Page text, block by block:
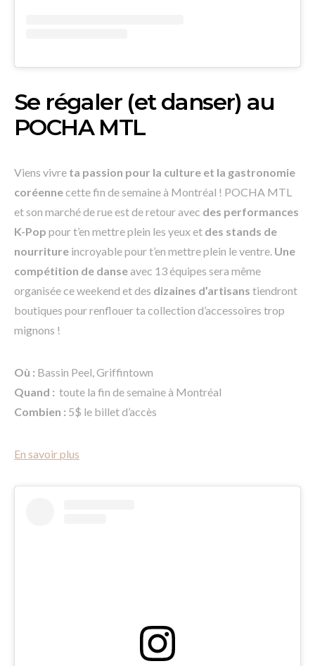
Se régaler (et danser) au
POCHA MTL
Viens vivre ta passion pour la culture et la gastronomie
coréennecette fin de semaine à Montréal ! POCHA MTL
et son marché de rue est de retour avec des performances
K-Pop pour t’en mettre plein les yeux et des stands de
nourriture incroyable pour t’en mettre plein le ventre. Une
compétition de danseavec 13 équipes sera même
organisée ce weekend et des dizaines d’artisans tiendront
boutiques pour renflouer ta collection d’accessoires trop
mignons !
Où : Bassin Peel, Griffintown
Quand : toute la fin de semaine à Montréal
Combien : 5$ le billet d’accès
En savoir plus